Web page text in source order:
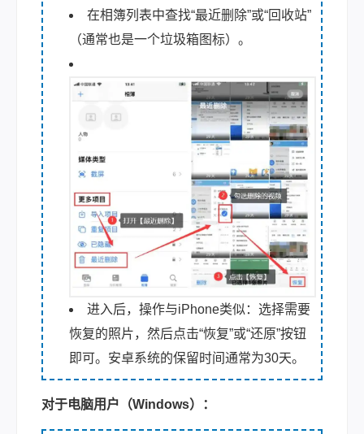
在相簿列表中查找“最近删除”或“回收站”
（通常也是一个垃圾箱图标）。
进入后，操作与iPhone类似：选择需要
恢复的照片，然后点击“恢复”或“还原”按钮
即可。安卓系统的保留时间通常为30天。
对于电脑用户（Windows）：